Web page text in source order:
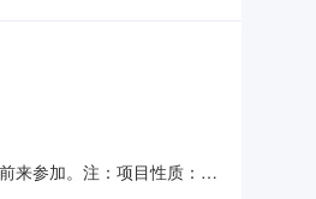
来参加。注：项目性质：委